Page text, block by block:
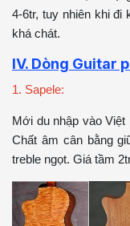
4-6tr, tuy nhiên khi
khá chát.
IV. Dòng Guitar
1. Sapele:
Mới du nhập vào
Chất âm cân bằng
treble ngọt. Giá tầm